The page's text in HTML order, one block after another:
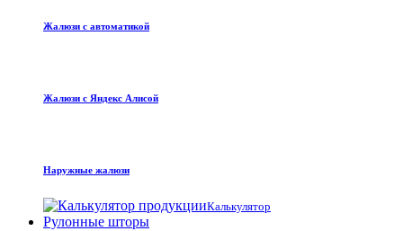
Жалюзи с автоматикой
Жалюзи с Яндекс Алисой
Наружные жалюзи
Калькулятор
Рулонные шторы